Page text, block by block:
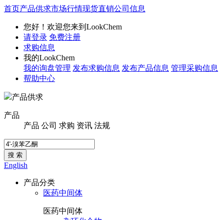
首页产品供求市场行情现货直销公司信息
您好！欢迎您来到LookChem
请登录 免费注册
求购信息
我的LookChem
我的询盘管理 发布求购信息 发布产品信息 管理采购信息
帮助中心
产品供求
产品
产品 公司 求购 资讯 法规
搜 索
English
产品分类
医药中间体
医药中间体